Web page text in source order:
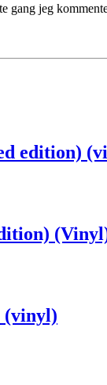
gang jeg
edition)
(vinyl)